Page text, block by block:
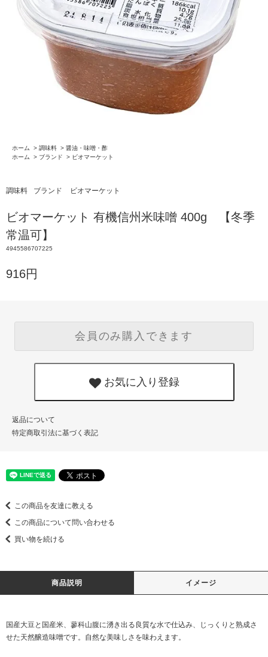
ホーム > 調味料 > 醤油・味噌・酢
ホーム
> ブランド > ビオマーケット
調味料 ブランド ビオマーケット
ビオマーケット 有機信州米味噌 400g 【冬季
常温可】
4945586707225
916円
会員のみ購入できます
お気に入り登録
返品について
特定商取引法に基づく表記
この商品を友達に教える
この商品について問い合わせる
買い物を続ける
商品説明 イメージ
国産大豆と国産米、蓼科山腹に湧き出る良質な水で仕込み、じっくりと熟成さ
せた天然醸造味噌です。自然な美味しさを味わえます。